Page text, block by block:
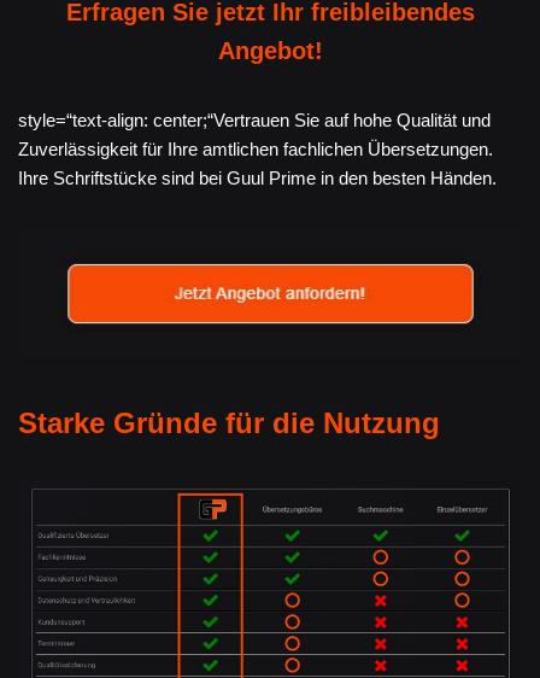
Erfragen Sie jetzt Ihr freibleibendes
Angebot!
style=“text-align: center;“Vertrauen Sie auf hohe Qualität und
Zuverlässigkeit für Ihre amtlichen fachlichen Übersetzungen.
Ihre Schriftstücke sind bei Guul Prime in den besten Händen.
Starke Gründe für die Nutzung